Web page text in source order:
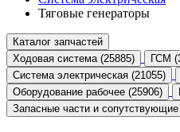
Тяговые генераторы
Каталог запчастей
Ходовая система (25885)
ГСМ
Система электрическая (21055)
Оборудование рабочее (25906)
Запасные части и сопутствующие